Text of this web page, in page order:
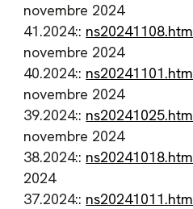
novembre 2024
41.2024:: ns20241108.htm
novembre 2024
40.2024:: ns20241101.htm
novembre 2024
39.2024:: ns20241025.htm
novembre 2024
38.2024:: ns20241018.htm
2024
37.2024:: ns20241011.htm